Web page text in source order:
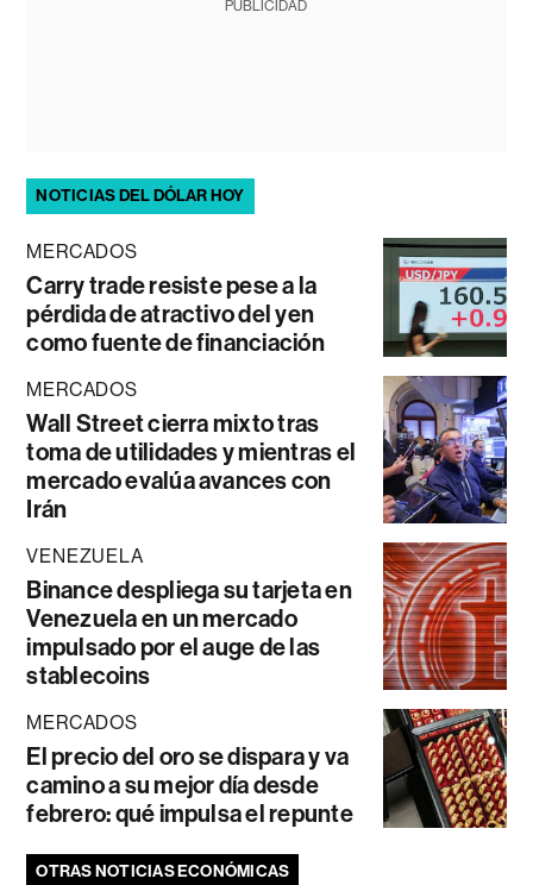
PUBLICIDAD
NOTICIAS DEL DÓLAR HOY
MERCADOS
Carry trade resiste pese a la
pérdida de atractivo del yen
como fuente de financiación
MERCADOS
Wall Street cierra mixto tras
toma de utilidades y mientras el
mercado evalúa avances con
Irán
VENEZUELA
Binance despliega su tarjeta en
Venezuela en un mercado
impulsado por el auge de las
stablecoins
MERCADOS
El precio del oro se dispara y va
camino a su mejor día desde
febrero: qué impulsa el repunte
OTRAS NOTICIAS ECONÓMICAS